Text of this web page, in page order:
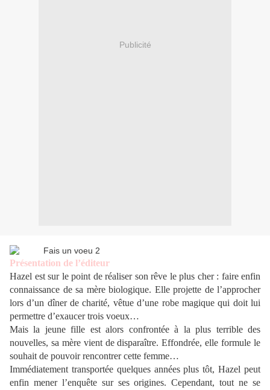
Publicité
Présentation de l’éditeur
Hazel est sur le point de réaliser son rêve le plus cher : faire enfin
connaissance de sa mère biologique. Elle projette de l’approcher
lors d’un dîner de charité, vêtue d’une robe magique qui doit lui
permettre d’exaucer trois voeux…
Mais la jeune fille est alors confrontée à la plus terrible des
nouvelles, sa mère vient de disparaître. Effondrée, elle formule le
souhait de pouvoir rencontrer cette femme…
Immédiatement transportée quelques années plus tôt, Hazel peut
enfin mener l’enquête sur ses origines. Cependant, tout ne se